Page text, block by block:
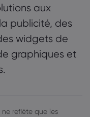
aux
publicité, des
widgets de
graphiques et
ne reflète que les